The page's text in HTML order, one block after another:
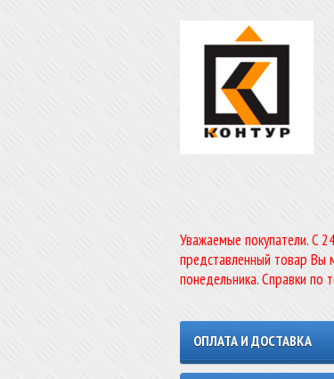
Уважаемые покупатели. C
представленный товар Вы
понедельника. Справки по
ОПЛАТА И ДОСТАВКА